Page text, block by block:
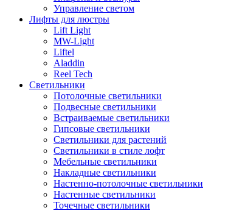
Управление светом
Лифты для люстры
Lift Light
MW-Light
Liftel
Aladdin
Reel Tech
Светильники
Потолочные светильники
Подвесные светильники
Встраиваемые светильники
Гипсовые светильники
Светильники для растений
Светильники в стиле лофт
Мебельные светильники
Накладные светильники
Настенно-потолочные светильники
Настенные светильники
Точечные светильники